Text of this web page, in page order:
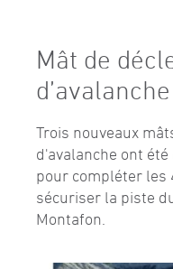
Mât de
Trois nouveaux
d'avalanche ont
pour compléter les
sécuriser la piste
Montafon.